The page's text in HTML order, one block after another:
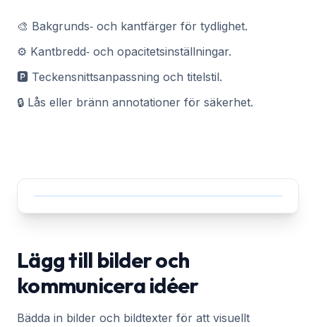
🎨 Bakgrunds‑ och kantfärger för tydlighet.
⚙️ Kantbredd‑ och opacitetsinställningar.
🅿️ Teckensnittsanpassning och titelstil.
🔒 Lås eller bränn annotationer för säkerhet.
Lägg till bilder och
kommunicera idéer
Bädda in bilder och bildtexter för att visuellt